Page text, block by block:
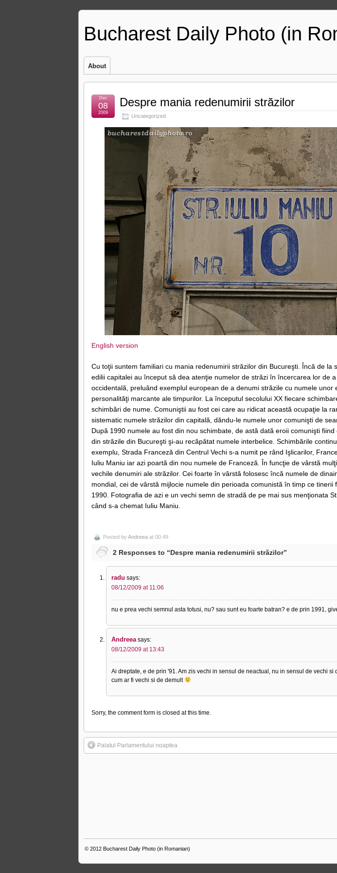
Bucharest Daily Photo (in
About
Despre mania redenumirii străzilor
Uncategorized
Dec
08
2009
English version
Cu toţii suntem familiari cu mania redenumirii străzilor din Bucureşti. Încă de la
edilii capitalei au început să dea atenţie numelor de străzi în încercarea lor de
occidentală, preluând exemplul european de a denumi străzile cu numele unor
personalităţi marcante ale timpurilor. La începutul secolului XX fiecare
schimbări de nume. Comuniştii au fost cei care au ridicat această ocupaţie la
sistematic numele străzilor din capitală, dăndu-le numele unor comunişti de
După 1990 numele au fost din nou schimbate, de astă dată eroii comunişti
din străzile din Bucureşti şi-au recăpătat numele interbelice. Schimbările
exemplu, Strada Franceză din Centrul Vechi s-a numit pe rând Işlicarilor,
Iuliu Maniu iar azi poartă din nou numele de Franceză. În funcţie de vârstă
vechile denumiri ale străzilor. Cei foarte în vârstă folosesc încă numele de
mondial, cei de vârstă mijlocie numele din perioada comunistă în timp ce tinerii
1990. Fotografia de azi e un vechi semn de stradă de pe mai sus menţionata
când s-a chemat Iuliu Maniu.
Posted byAndreea at 00:49
2 Responses to “Despre mania redenumirii străzilor”
radu says:
08/12/2009 at 11:06
nu e prea vechi semnul asta totusi, nu? sau sunt eu foarte batran? e de prin 1991,
Andreea says:
08/12/2009 at 13:43
Ai dreptate, e de prin '91. Am zis vechi in sensul de neactual, nu in sensul de vechi si
cum ar fi vechi si de demult
Sorry, the comment form is closed at this time.
Palatul Parlamentului noaptea
© 2012 Bucharest Daily Photo (in Romanian)